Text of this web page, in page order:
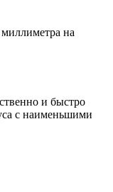
на
и быстро
с наименьшими